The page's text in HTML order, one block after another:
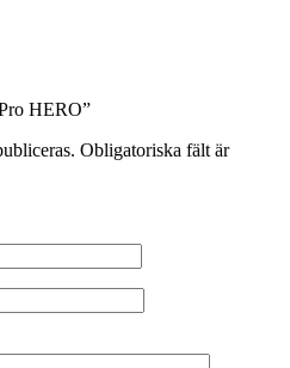
HERO”
Obligatoriska fält är